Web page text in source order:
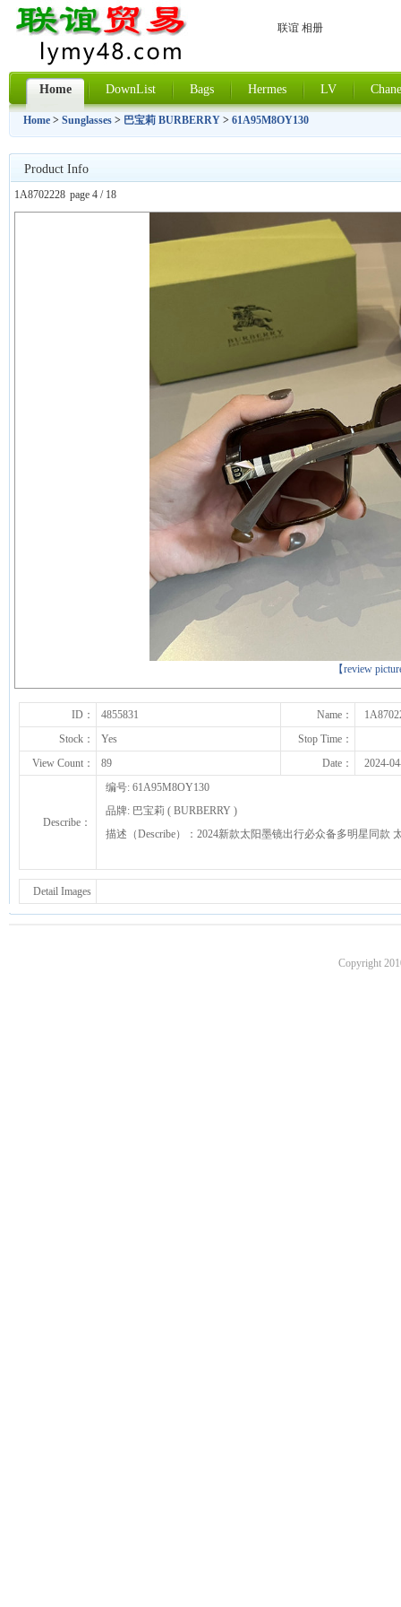
联谊 相册
Home DownList Bags Hermes LV
Home > Sunglasses > 巴宝莉 BURBERRY > 61A95M8OY130
Product Info
1A8702228 page 4 / 18
【review
下一张
ID： 4855831 Name：
Stock：
Yes
Stop Time：
View Count：
89 Date： 2024-
Describe：
编号: 61A95M8OY130
品牌: 巴宝莉 ( BURBERRY )
描述（Describe）：2024新款太阳墨镜出行必众备多明星同款
Detail Images
Copyright